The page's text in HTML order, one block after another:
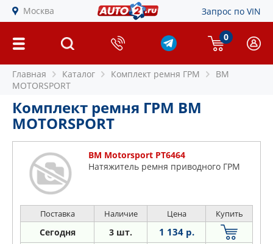
Москва Запрос по VIN
0
Главная Каталог Комплект ремня ГРМ
BM
MOTORSPORT
Комплект ремня ГРМ BM
MOTORSPORT
BM Motorsport PT6464
Натяжитель ремня приводного ГРМ
Поставка Наличие Цена Купить
Сегодня 3 шт. 1 134 р.